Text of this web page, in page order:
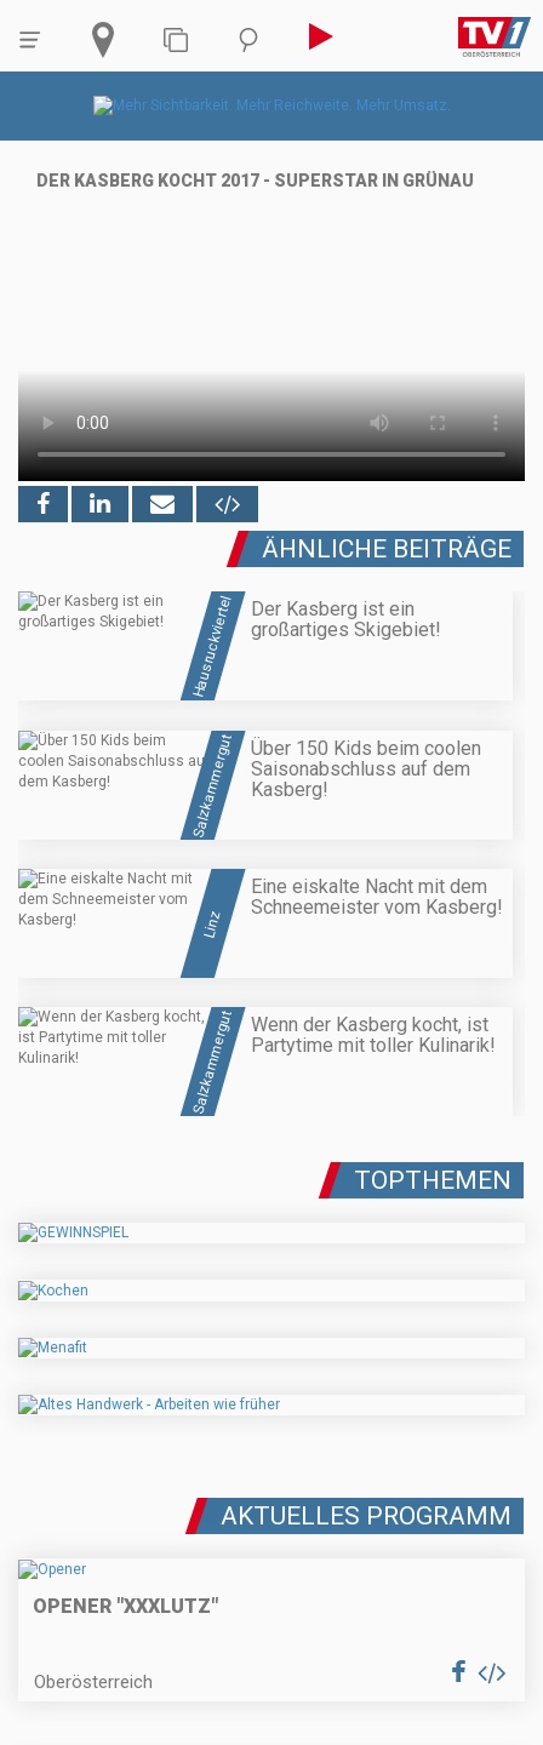
DER KASBERG KOCHT 2017 - SUPERSTAR IN GRÜNAU
ÄHNLICHE BEITRÄGE
Hausruckviertel
Der Kasberg ist ein
großartiges Skigebiet!
Salzkammergut
Über 150 Kids beim coolen
Saisonabschluss auf dem
Kasberg!
Linz
Eine eiskalte Nacht mit dem
Schneemeister vom Kasberg!
Salzkammergut
Wenn der Kasberg kocht, ist
Partytime mit toller Kulinarik!
TOPTHEMEN
AKTUELLES PROGRAMM
OPENER "XXXLUTZ"
Oberösterreich